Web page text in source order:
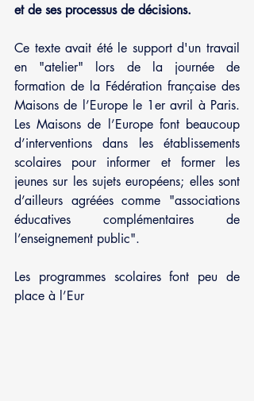
et de ses processus de décisions.
Ce texte avait été le support d'un travail
en "atelier" lors de la journée de
formation de la Fédération française des
Maisons de l’Europe le 1er avril à Paris.
Les Maisons de l’Europe font beaucoup
d’interventions dans les établissements
scolaires pour informer et former les
jeunes sur les sujets européens; elles sont
d’ailleurs agréées comme "associations
éducatives complémentaires de
l’enseignement public".
Les programmes scolaires font peu de
place à l’Eur